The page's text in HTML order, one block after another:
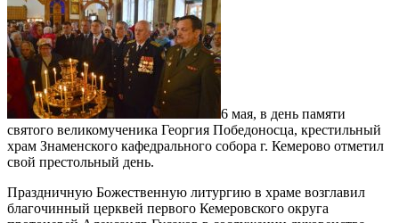
6 мая, в день памяти
святого великомученика Георгия Победоносца, крестильный
храм Знаменского кафедрального собора г. Кемерово отметил
свой престольный день.
Праздничную Божественную литургию в храме возглавил
благочинный церквей первого Кемеровского округа